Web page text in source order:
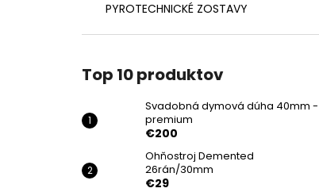
PYROTECHNICKÉ ZOSTAVY
Top 10 produktov
Svadobná dymová dúha 40mm -
premium
€200
Ohňostroj Demented
26rán/30mm
€29